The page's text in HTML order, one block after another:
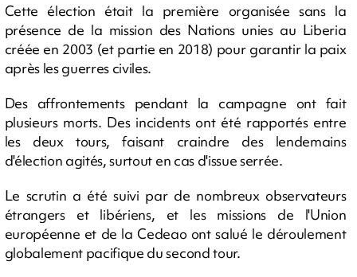
Cette élection était la première organisée sans la
présence de la mission des Nations unies au Liberia
créée en 2003 (et partie en 2018) pour garantir la paix
après les guerres civiles.
Des affrontements pendant la campagne ont fait
plusieurs morts. Des incidents ont été rapportés entre
les deux tours, faisant craindre des lendemains
d'élection agités, surtout en cas d'issue serrée.
Le scrutin a été suivi par de nombreux observateurs
étrangers et libériens, et les missions de l'Union
européenne et de la Cedeao ont salué le déroulement
globalement pacifique du second tour.